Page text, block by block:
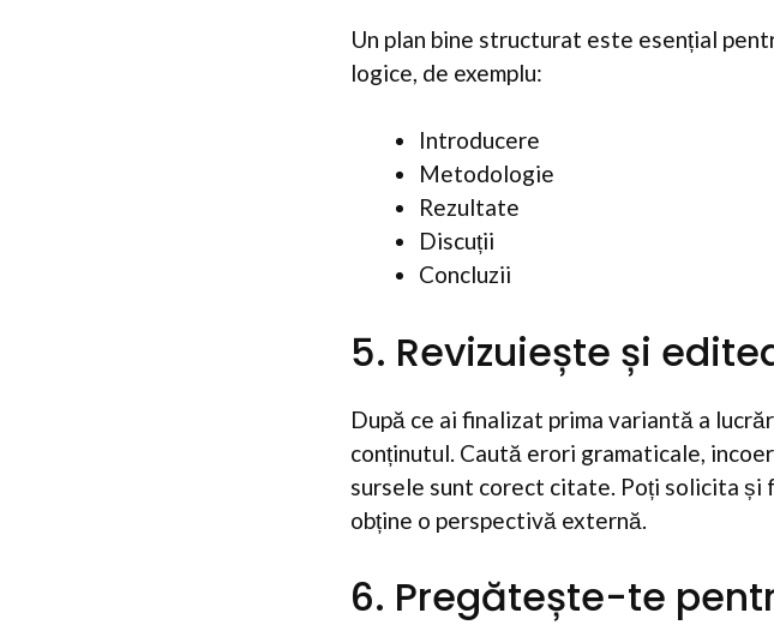
Un plan bine structurat este esențial
logice, de exemplu:
Introducere
Metodologie
Rezultate
Discuții
Concluzii
5. Revizuiește și
După ce ai finalizat prima variantă a
conținutul. Caută erori gramaticale,
sursele sunt corect citate. Poți solicita și
obține o perspectivă externă.
6. Pregătește-te